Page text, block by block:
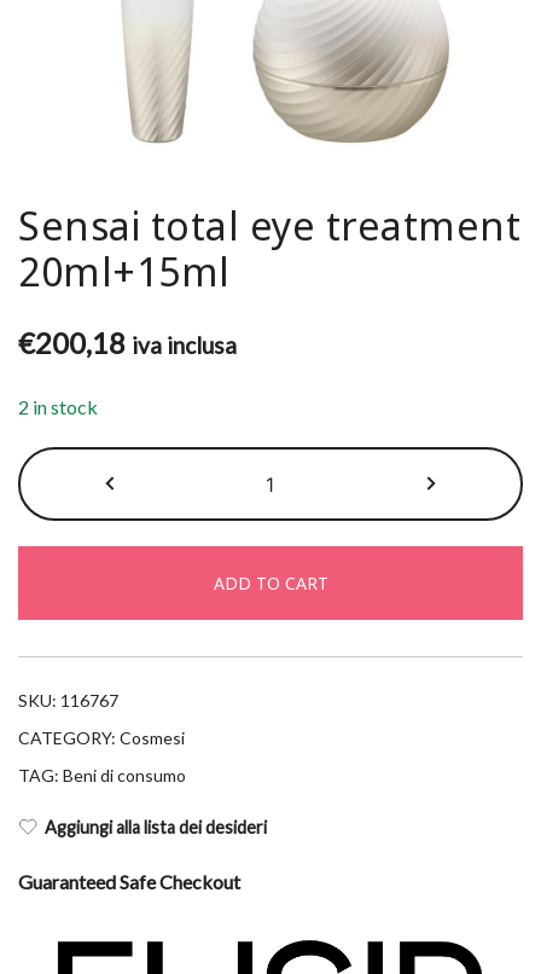
Sensai total eye treatment
20ml+15ml
€200,18 iva inclusa
2 in stock
total
eye
20ml+15ml
quantity
ADD TO CART
SKU: 116767
CATEGORY: Cosmesi
TAG: Beni di consumo
Aggiungi alla lista dei desideri
Guaranteed Safe Checkout